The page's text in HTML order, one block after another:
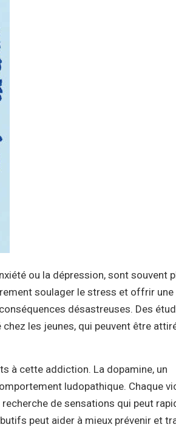
ou la dépression, sont souvent
soulager le stress et offrir une
désastreuses. Des
les jeunes, qui peuvent être
à cette addiction. La dopamine, un
ludopathique. Chaque
de sensations qui peut
peut aider à mieux prévenir et